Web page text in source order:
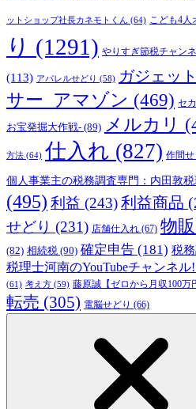
ットショップ社長カネモトくん (64) こども4人
り (1291) やりすぎ節税チャン
(113) アパレルせどり (58) ガジェット
サー_アマゾン (469) セ
お宝発掘大作戦- (89) メルカリ
方法 (64) 仕入れ (827) 作間せ
個人事業主の税務調査専門：内田敦
(495) 利益 (243)利益商品
せどり (231) 店舗仕入れ (67) 物販
(82) 相続税 (90) 確定申告 (181) 税
税理士河南のYouTubeチャンネル!
(61) 考え方 (59) 藤原誠【ゼロから月収100万
転売 (305) 電脳せどり (66)